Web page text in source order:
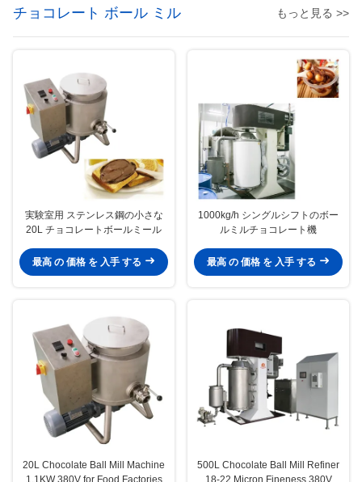
チョコレート ボール ミル もっと見る >>
実験室用 ステンレス鋼の小さな
20L チョコレートボールミール
最高 の 価格 を 入手 する
1000kg/h シングルシフトのボー
ルミルチョコレート機
最高 の 価格 を 入手 する
20L Chocolate Ball Mill Machine
1.1KW 380V for Food Factories
500L Chocolate Ball Mill Refiner
18-22 Micron Fineness 380V